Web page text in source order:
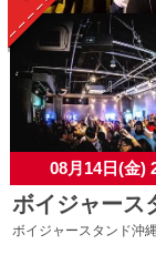
08月14日(金)
ボイジャース
ボイジャースタンド沖